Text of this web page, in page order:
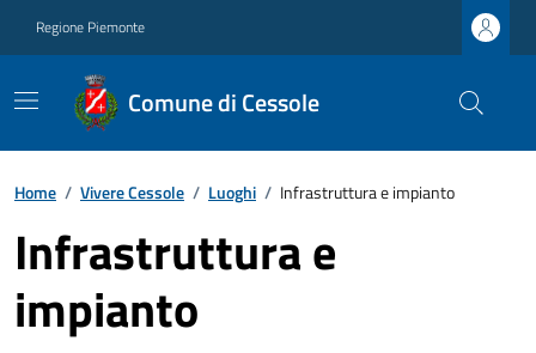
Regione Piemonte
Comune di Cessole
Home / Vivere Cessole / Luoghi / Infrastruttura e impianto
Infrastruttura e
impianto